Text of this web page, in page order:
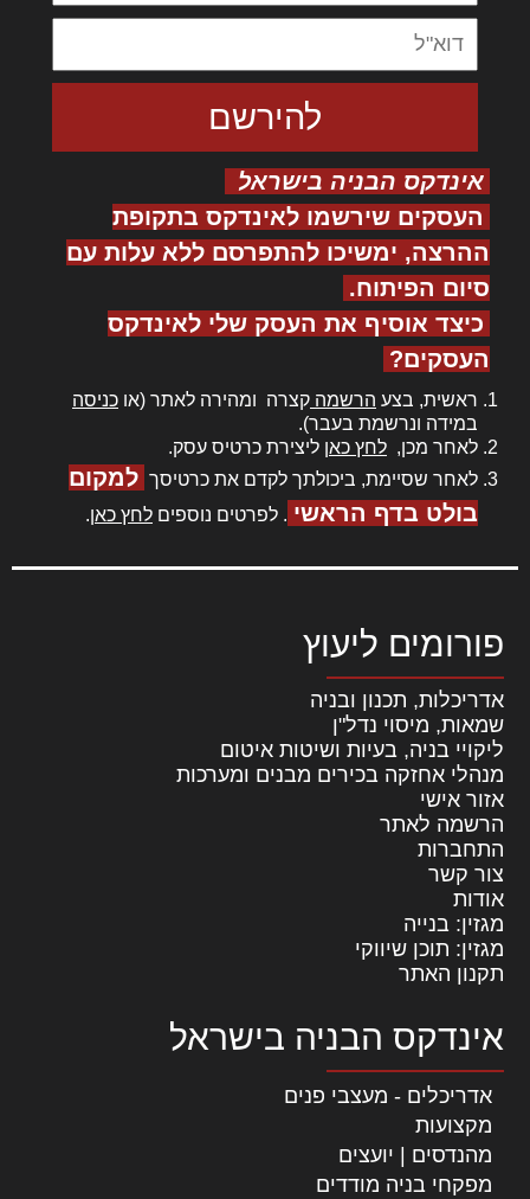
אינדקס הבניה בישראל
העסקים שירשמו לאינדקס בתקופת
ההרצה, ימשיכו להתפרסם ללא עלות עם
סיום הפיתוח.
כיצד אוסיף את העסק שלי לאינדקס
העסקים?
ראשית, בצע הרשמה קצרה ומהירה לאתר (או כניסה
במידה ונרשמת בעבר).
לאחר מכן, לחץ כאן ליצירת כרטיס עסק.
לאחר שסיימת, ביכולתך לקדם את כרטיסך למקום
בולט בדף הראשי . לפרטים נוספים לחץ כאן.
פורומים ליעוץ
אדריכלות, תכנון ובניה
שמאות, מיסוי נדל"ן
ליקויי בניה, בעיות ושיטות איטום
מנהלי אחזקה בכירים מבנים ומערכות
אזור אישי
הרשמה לאתר
התחברות
צור קשר
אודות
מגזין: בנייה
מגזין: תוכן שיווקי
תקנון האתר
אינדקס הבניה בישראל
אדריכלים - מעצבי פנים
מקצועות
מהנדסים | יועצים
מפקחי בניה מודדים